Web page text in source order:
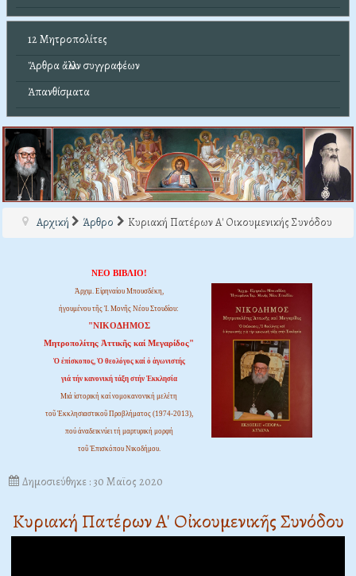
12 Μητροπολίτες
Ἄρθρα ἄλλων συγγραφέων
Ἀπανθίσματα
Αρχική Άρθρο Κυριακή Πατέρων Α' Οικουμενικής Συνόδου
ΝΕΟ ΒΙΒΛΙΟ!
Ἀρχιμ. Εἰρηναίου Μπουσδέκη,
ἡγουμένου τῆς Ἱ. Μονῆς Νέου Στουδίου:
"ΝΙΚΟΔΗΜΟΣ
Μητροπολίτης Ἀττικῆς καί Μεγαρίδος"
Ὁ ἐπίσκοπος, Ὁ θεολόγος καί ὁ ἀγωνιστής
γιά τήν κανονική τάξη στήν Ἐκκλησία
Μιά ἱστορική καί νομοκανονική μελέτη
τοῦ Ἐκκλησιαστικοῦ Προβλήματος (1974-2013),
πού ἀναδεικνύει τή μαρτυρική μορφή
τοῦ Ἐπισκόπου Νικοδήμου.
Δημοσιεύθηκε : 30 Μαϊος 2020
Κυριακή Πατέρων Α' Οἰκουμενικῆς Συνόδου